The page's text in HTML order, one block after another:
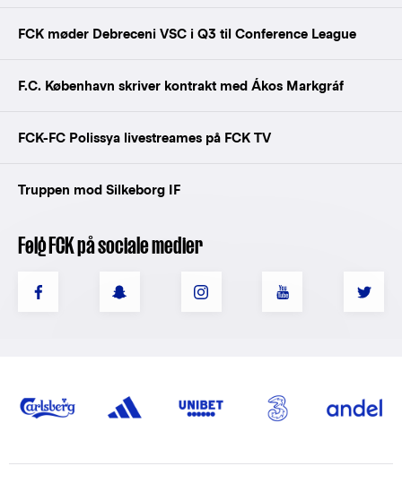
FCK møder Debreceni VSC i Q3 til Conference League
F.C. København skriver kontrakt med Ákos Markgráf
FCK-FC Polissya livestreames på FCK TV
Truppen mod Silkeborg IF
Følg FCK på sociale medier